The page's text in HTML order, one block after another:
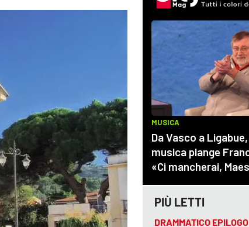
PIÙ LETTI
DRAMMATICO EPILOGO